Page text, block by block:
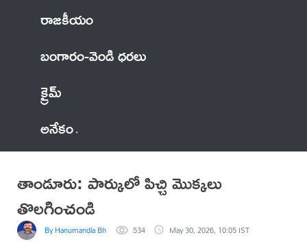
రాజకీయం
బంగారం-వెండి ధరలు
క్రైమ్
అనేకం
తాండూరు: పార్కులో పిచ్చి మొక్కలు
తొలగించండి
By Hanumandla Bhadraiah 534 May 30, 2026, 10:05 IST